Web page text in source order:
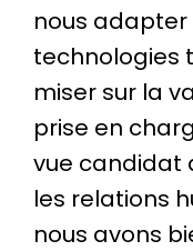
nous adapter
technologies
miser sur la
prise en
vue candidat
les relations
nous avons